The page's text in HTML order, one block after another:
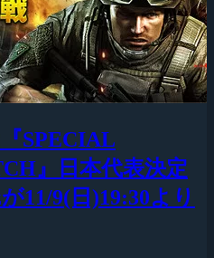
SPECIAL
』日本代表決定
11/9(日)19:30より